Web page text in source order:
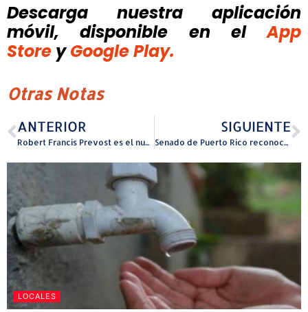
Descarga nuestra aplicación
móvil, disponible
en el
App
Store y Google Play.
Otras Notas
ANTERIOR
Robert Francis Prevost es el nuevo papa, escogió el nombre León XIV
SIGUIENTE
Senado de Puerto Rico reconoce a Hecho en Puerto Rico en su 115 aniversario
LOCALES